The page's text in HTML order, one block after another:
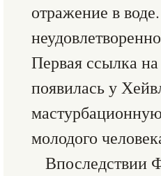
отражение в
Первая ссылка
появилась у
молодого
Впоследствии